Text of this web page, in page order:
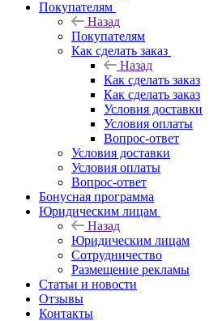
Покупателям
Назад
Покупателям
Как сделать заказ
Назад
Как сделать заказ
Как сделать заказ
Условия доставки
Условия оплаты
Вопрос-ответ
Условия доставки
Условия оплаты
Вопрос-ответ
Бонусная программа
Юридическим лицам
Назад
Юридическим лицам
Сотрудничество
Размещение рекламы
Статьи и новости
Отзывы
Контакты